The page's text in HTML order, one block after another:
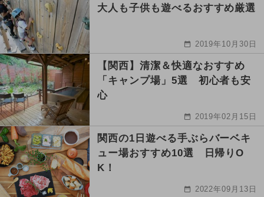
大人も子供も遊べるおすすめ厳選
2019年10月30日
【関西】清潔＆快適なおすすめ
「キャンプ場」5選 初心者も安
心
2019年02月15日
関西の1日遊べる手ぶらバーベキ
ュー場おすすめ10選 日帰りO
K！
2022年09月13日